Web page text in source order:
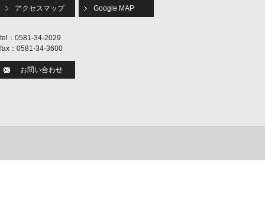
アクセスマップ Google MAP
tel：0581-34-2029
fax：0581-34-3600
お問い合わせ